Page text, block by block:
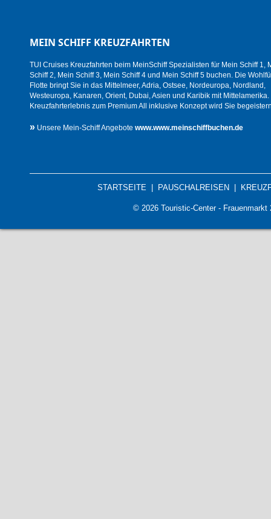
MEIN SCHIFF KREUZFAHRTEN
TUI Cruises Kreuzfahrten beim MeinSchiff Spezialisten für Mein Schiff 1,
Schiff 2, Mein Schiff 3, Mein Schiff 4 und Mein Schiff 5 buchen. Die
Flotte bringt Sie in das Mittelmeer, Adria, Ostsee, Nordeuropa, Nordland,
Westeuropa, Kanaren, Orient, Dubai, Asien und Karibik mit Mittelamerika.
Kreuzfahrterlebnis zum Premium All inklusive Konzept wird Sie
» Unsere Mein-Schiff Angebote www.www.meinschiffbuchen.de
STARTSEITE| PAUSCHALREISEN
© 2026 Touristic-Center -